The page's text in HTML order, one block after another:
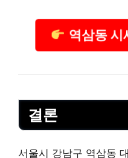
역삼동 시
결론
서울시 강남구 역삼동